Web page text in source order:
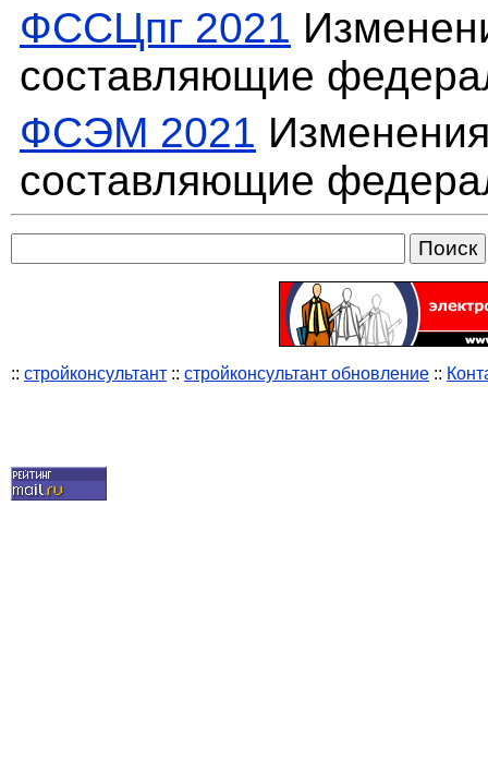
ФССЦпг 2021
составляющие
ФСЭМ 2021
составляющие
:: стройконсультант :: стройконсультант обновление ::